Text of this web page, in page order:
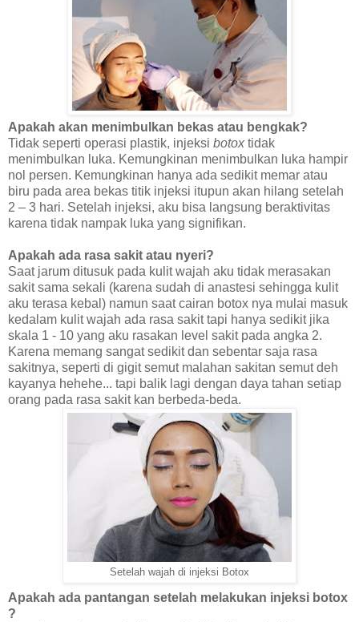
Apakah akan menimbulkan bekas atau bengkak?
Tidak seperti operasi plastik, injeksi botox tidak
menimbulkan luka. Kemungkinan menimbulkan luka hampir
nol persen. Kemungkinan hanya ada sedikit memar atau
biru pada area bekas titik injeksi itupun akan hilang setelah
2 – 3 hari. Setelah injeksi, aku bisa langsung beraktivitas
karena tidak nampak luka yang signifikan.
Apakah ada rasa sakit atau nyeri?
Saat jarum ditusuk pada kulit wajah aku tidak merasakan
sakit sama sekali (karena sudah di anastesi sehingga kulit
aku terasa kebal) namun saat cairan botox nya mulai masuk
kedalam kulit wajah ada rasa sakit tapi hanya sedikit jika
skala 1 - 10 yang aku rasakan level sakit pada angka 2.
Karena memang sangat sedikit dan sebentar saja rasa
sakitnya, seperti di gigit semut malahan sakitan semut deh
kayanya hehehe... tapi balik lagi dengan daya tahan setiap
orang pada rasa sakit kan berbeda-beda.
Setelah wajah di injeksi Botox
Apakah ada pantangan setelah melakukan injeksi botox
?